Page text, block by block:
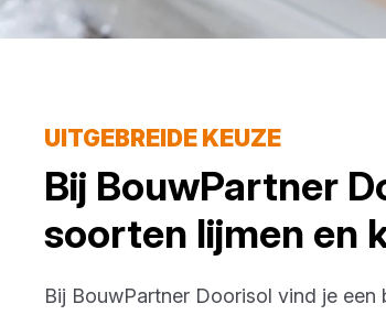
UITGEBREIDE KEUZE
Bij BouwPartner
soorten lijmen en
Bij BouwPartner Doorisol vind je een